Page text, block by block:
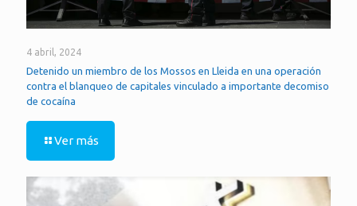
4 abril, 2024
Detenido un miembro de los Mossos en Lleida en una operación
contra el blanqueo de capitales vinculado a importante decomiso
de cocaína
Ver más